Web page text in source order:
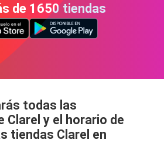
de 1650 tiendas
todas las
Clarel y el horario de
tiendas Clarel en